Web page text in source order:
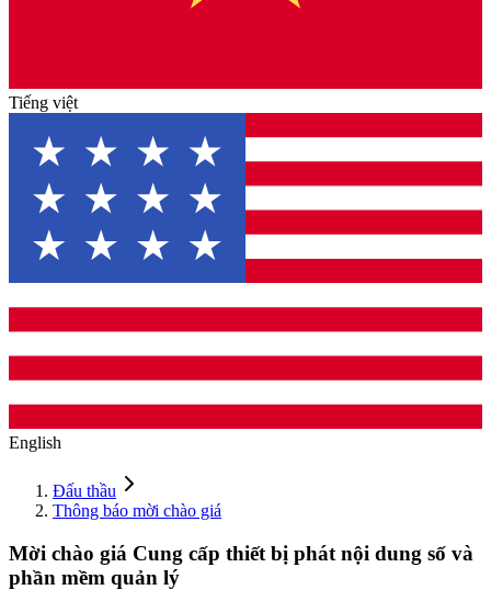
Tiếng việt
English
Đấu thầu
Thông báo mời chào giá
Mời chào giá Cung cấp thiết bị phát nội dung số và
phần mềm quản lý